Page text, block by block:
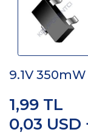
9.1V
0,03 USD
1,99 TL